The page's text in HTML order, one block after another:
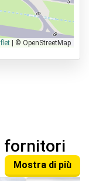
| © OpenStreetMap
fornitori
Mostra di più